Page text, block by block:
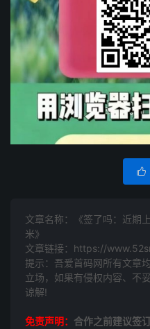

文章名称：《签了吗：近期
米》
文章链接： https://
提示：吾爱首码网所有文章
立场，如果有侵权内容、不
谅解!
免责声明： 合作之前建议签